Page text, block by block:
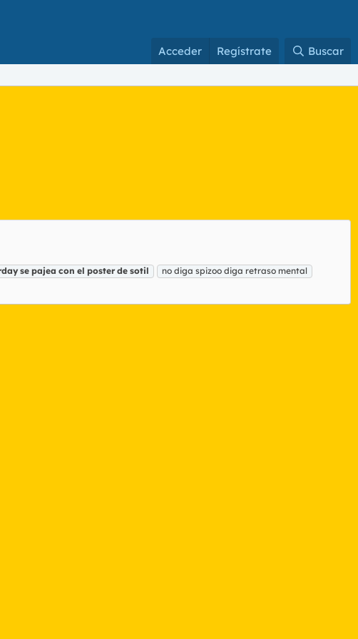
Acceder Regístrate Buscar
se pajea con el poster de sotil
no diga spizoo diga retraso mental